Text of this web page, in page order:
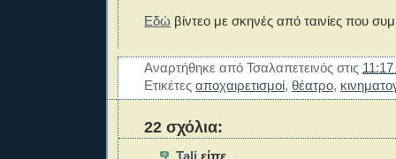
Εδώ βίντεο με σκηνές από ταινίες που
Αναρτήθηκε από Τσαλαπετεινός στις
Ετικέτες αποχαιρετισμοί, θέατρο,
22 σχόλια:
Tali είπε...